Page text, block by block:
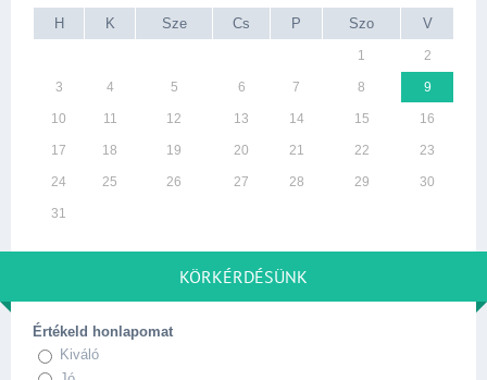
H
K Sze Cs P Szo V
1 2
3 4 5 6 7 8 9
10 11 12 13 14 15 16
17 18 19 20 21 22 23
24 25 26 27 28 29 30
31
KÖRKÉRDÉSÜNK
Értékeld honlapomat
Kiváló